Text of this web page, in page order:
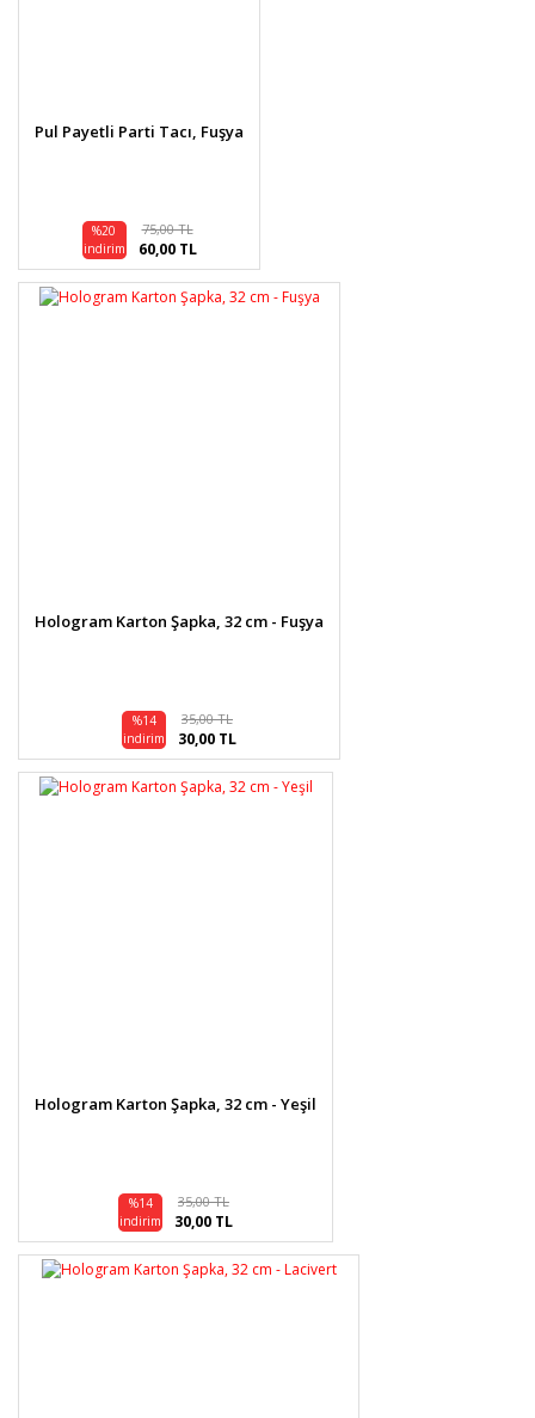
Pul Payetli Parti Tacı, Fuşya
%20
indirim
75,00 TL
60,00 TL
Hologram Karton Şapka, 32 cm - Fuşya
%14
indirim
35,00 TL
30,00 TL
Hologram Karton Şapka, 32 cm - Yeşil
%14
indirim
35,00 TL
30,00 TL